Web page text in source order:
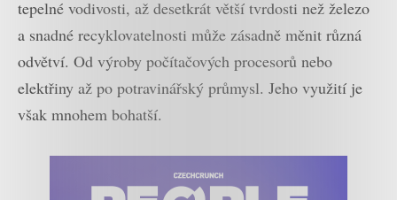
tepelné vodivosti, až desetkrát větší tvrdosti než železo
a snadné recyklovatelnosti může zásadně měnit různá
odvětví. Od výroby počítačových procesorů nebo
elektřiny až po potravinářský průmysl. Jeho využití je
však mnohem bohatší.